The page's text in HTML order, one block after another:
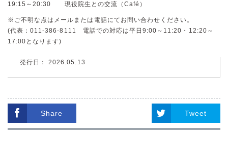
19:15～20:30 現役院生との交流（Café）
※ご不明な点はメールまたは電話にてお問い合わせください。
(代表：011-386-8111 電話での対応は平日9:00～11:20・12:20～
17:00となります)
発行日： 2026.05.13
Share Tweet